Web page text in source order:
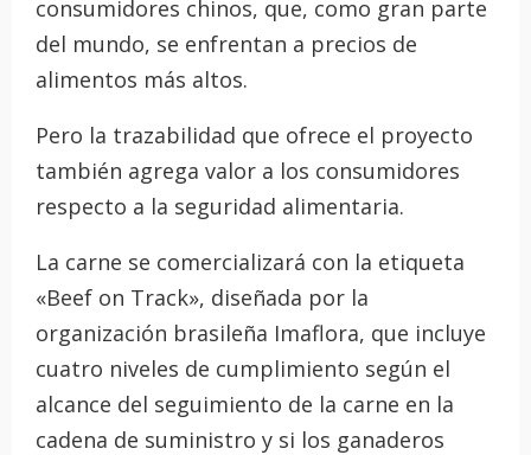
consumidores chinos, que, como gran parte
del mundo, se enfrentan a precios de
alimentos más altos.
Pero la trazabilidad que ofrece el proyecto
también agrega valor a los consumidores
respecto a la seguridad alimentaria.
La carne se comercializará con la etiqueta
«Beef on Track», diseñada por la
organización brasileña Imaflora, que incluye
cuatro niveles de cumplimiento según el
alcance del seguimiento de la carne en la
cadena de suministro y si los ganaderos